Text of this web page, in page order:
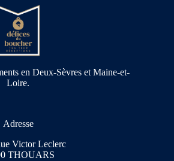
en Deux-Sèvres et Maine-et-
Loire.
Adresse
Victor Leclerc
THOUARS